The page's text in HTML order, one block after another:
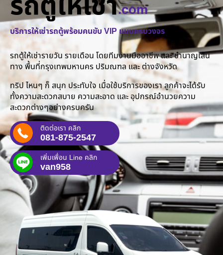
.com
บริการให้เช่ารถตู้พร้อมคนขับ VIP แบบครบวงจร
รถตู้ให้เช่ารายวัน รายเดือน โดยทีมงานมืออาชีพ และ ชำนาญเส้น
ทาง พื้นที่กรุงเทพมหานคร ปริมณฑล และ ต่างจังหวัด
ทริป ไหนๆ ก็ สนุก ประทับใจ เมื่อใช้บริการของเรา ลูกค้าจะได้รับ
ทั้งความสะดวกสบาย ความสะอาด และ อุปกรณ์อำนวยความ
สะดวกต่างๆอย่างครบครัน
ติดต่อเรา คลิก
081-875-2547
เพิ่มเพื่อน Line คลิก
van958